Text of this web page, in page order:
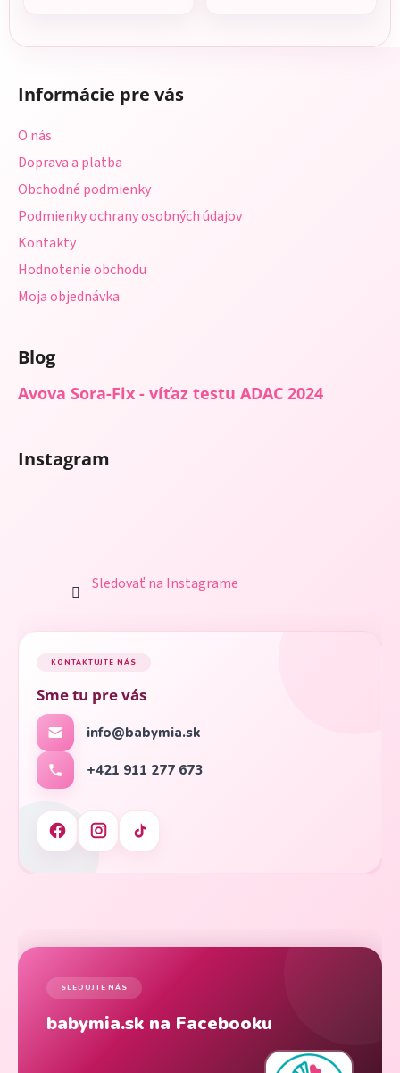
Informácie pre vás
O nás
Doprava a platba
Obchodné podmienky
Podmienky ochrany osobných údajov
Kontakty
Hodnotenie obchodu
Moja objednávka
Blog
Avova Sora-Fix - víťaz testu ADAC 2024
Instagram
Sledovať na Instagrame
KONTAKTUJTE NÁS
Sme tu pre vás
info@babymia.sk
+421 911 277 673
SLEDUJTE NÁS
babymia.sk na Facebooku